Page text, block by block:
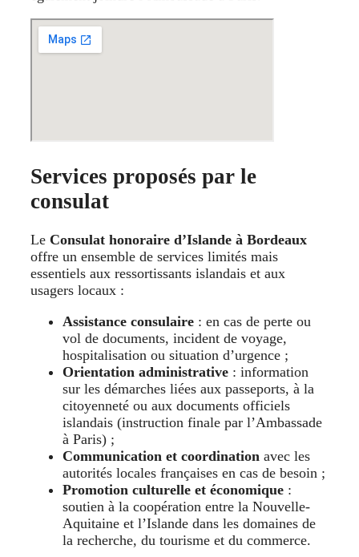
Services proposés par le
consulat
Le Consulat honoraire d’Islande à Bordeaux
offre un ensemble de services limités mais
essentiels aux ressortissants islandais et aux
usagers locaux :
Assistance consulaire : en cas de perte ou
vol de documents, incident de voyage,
hospitalisation ou situation d’urgence ;
Orientation administrative : information
sur les démarches liées aux passeports, à la
citoyenneté ou aux documents officiels
islandais (instruction finale par l’Ambassade
à Paris) ;
Communication et coordination avec les
autorités locales françaises en cas de besoin ;
Promotion culturelle et économique :
soutien à la coopération entre la Nouvelle-
Aquitaine et l’Islande dans les domaines de
la recherche, du tourisme et du commerce.